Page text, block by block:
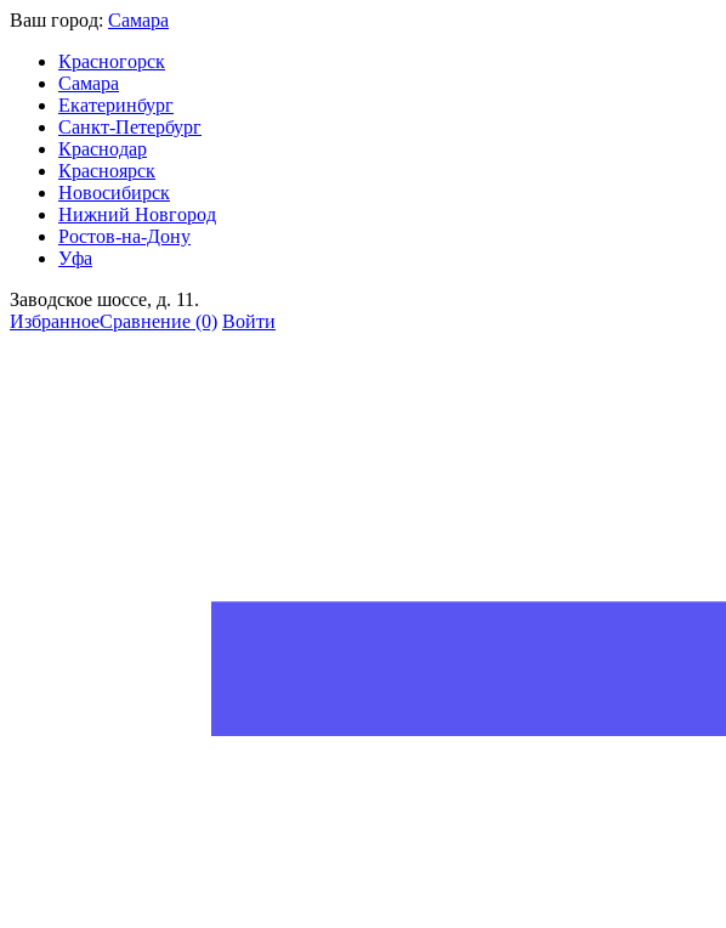
Ваш город: Самара
Красногорск
Самара
Екатеринбург
Санкт-Петербург
Краснодар
Красноярск
Новосибирск
Нижний Новгород
Ростов-на-Дону
Уфа
Заводское шоссе, д. 11.
ИзбранноеСравнение (0) Войти